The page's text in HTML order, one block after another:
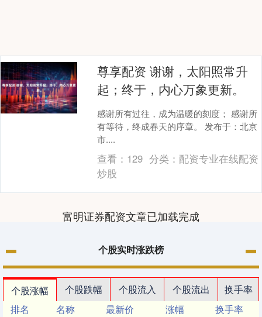
尊享配资 谢谢，太阳照常升
起；终于，内心万象更新。
感谢所有过往，成为温暖的刻度； 感谢所
有等待，终成春天的序章。 发布于：北京
市....
查看： 129 分类： 配资专业在线配资
炒股
富明证券配资文章已加载完成
个股实时涨跌榜
个股涨幅 个股跌幅 个股流入 个股流出
换手率
排名
名称 最新价 涨幅
换手率